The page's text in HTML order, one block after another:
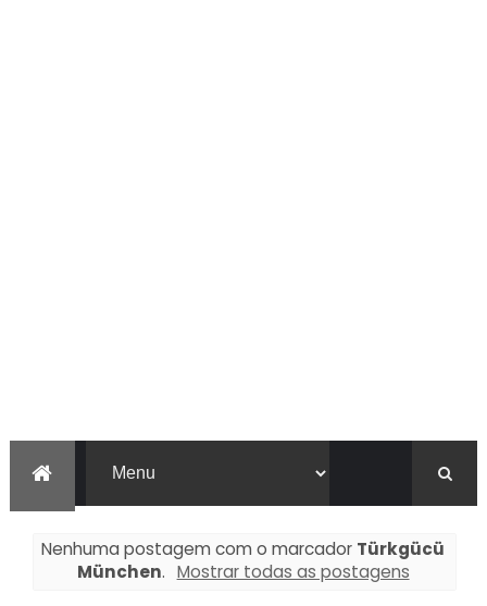
Nenhuma postagem com o marcador Türkgücü
München. Mostrar todas as postagens